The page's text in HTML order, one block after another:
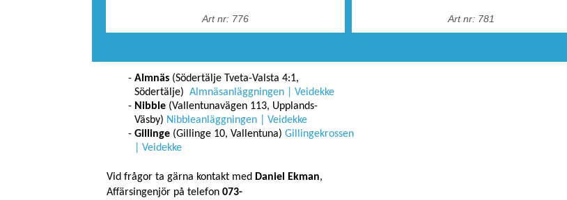
Almnäs (Södertälje Tveta-Valsta 4:1,
Södertälje) Almnäsanläggningen | Veidekke
Nibble (Vallentunavägen 113, Upplands-
Väsby) Nibbleanläggningen | Veidekke
Gillinge (Gillinge 10, Vallentuna) Gillingekrossen
| Veidekke
Vid frågor ta gärna kontakt med Daniel Ekman,
Affärsingenjör på telefon 073-
Art nr: 776 Art nr: 781